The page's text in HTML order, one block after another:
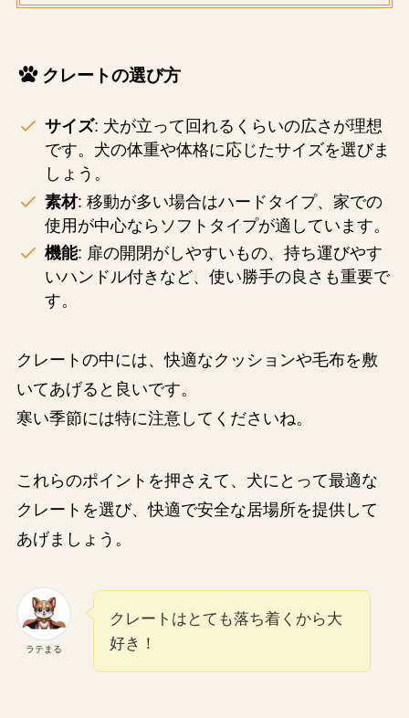
クレートの選び方
サイズ: 犬が立って回れるくらいの広さが理想
です。犬の体重や体格に応じたサイズを選びま
しょう。
素材: 移動が多い場合はハードタイプ、家での
使用が中心ならソフトタイプが適しています。
機能: 扉の開閉がしやすいもの、持ち運びやす
いハンドル付きなど、使い勝手の良さも重要で
す。
クレートの中には、快適なクッションや毛布を敷
いてあげると良いです。
寒い季節には特に注意してくださいね。
これらのポイントを押さえて、犬にとって最適な
クレートを選び、快適で安全な居場所を提供して
あげましょう。
ラテまる
クレートはとても落ち着くから大
好き！